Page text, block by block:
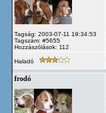
Tagság: 2003-07-11 19:34:53
Tagszám: #5655
Hozzászólások: 112
Haladó
frodó